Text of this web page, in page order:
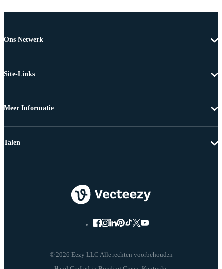
Ons Netwerk
Site-Links
Meer Informatie
© 2026 Eezy LLC Alle rechten voorbehouden
Talen